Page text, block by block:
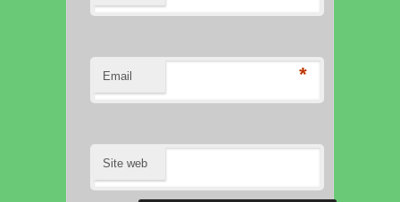
Email *
Site web